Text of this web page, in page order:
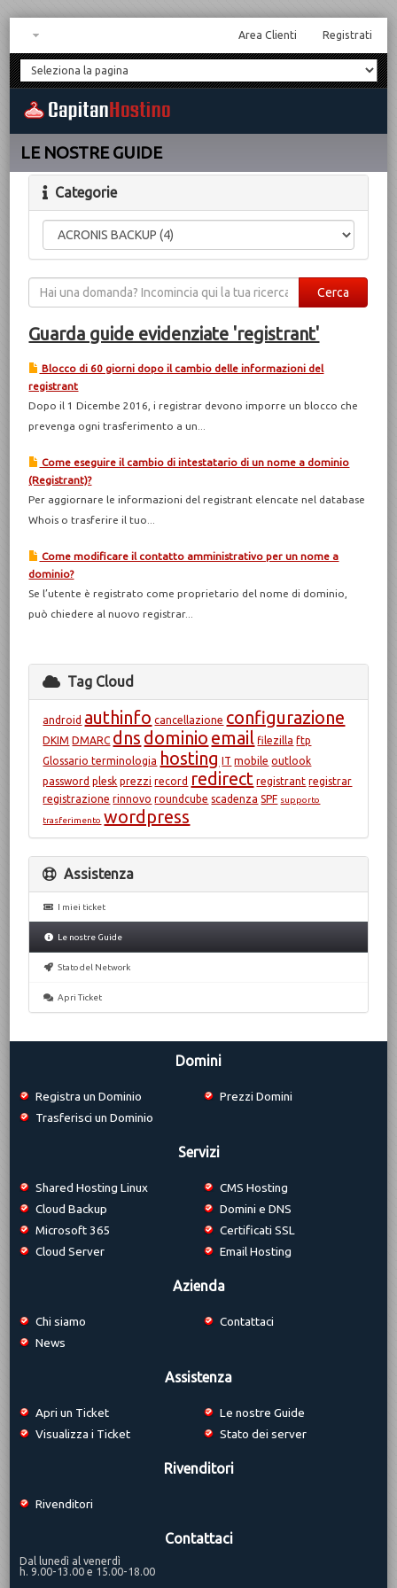
Area Clienti Registrati
LE NOSTRE GUIDE
Categorie
Guarda guide evidenziate 'registrant'
Blocco di 60 giorni dopo il cambio delle informazioni del
registrant
Dopo il 1 Dicembe 2016, i registrar devono imporre un blocco che
prevenga ogni trasferimento a un...
Come eseguire il cambio di intestatario di un nome a dominio
(Registrant)?
Per aggiornare le informazioni del registrant elencate nel database
Whois o trasferire il tuo...
Come modificare il contatto amministrativo per un nome a
dominio?
Se l’utente è registrato come proprietario del nome di dominio,
può chiedere al nuovo registrar...
Tag Cloud
android authinfo cancellazione configurazione
DKIM DMARC dns dominio email filezilla ftp
Glossario terminologia hosting IT mobile outlook
password plesk prezzi record redirect registrant registrar
registrazione rinnovo roundcube scadenza SPF supporto
trasferimento wordpress
Assistenza
I miei ticket
Le nostre Guide
Stato del Network
Apri Ticket
Domini
Registra un Dominio
Trasferisci un Dominio
Prezzi Domini
Servizi
Shared Hosting Linux
Cloud Backup
Microsoft 365
Cloud Server
CMS Hosting
Domini e DNS
Certificati SSL
Email Hosting
Azienda
Chi siamo
News
Contattaci
Assistenza
Apri un Ticket
Visualizza i Ticket
Le nostre Guide
Stato dei server
Rivenditori
Rivenditori
Contattaci
Dal lunedì al venerdì
h. 9.00-13.00 e 15.00-18.00